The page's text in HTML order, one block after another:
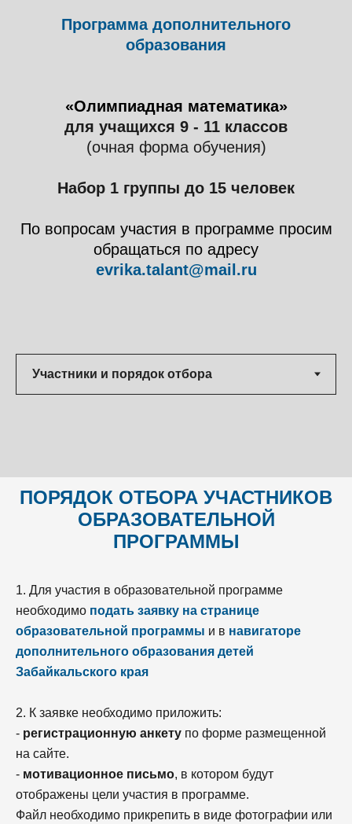
Программа дополнительного
образования
«Олимпиадная математика»
для учащихся 9 - 11 классов
(очная форма обучения)
Набор 1 группы до 15 человек
По вопросам участия в программе просим
обращаться по адресу
evrika.talant@mail.ru
ПОРЯДОК ОТБОРА УЧАСТНИКОВ
ОБРАЗОВАТЕЛЬНОЙ
ПРОГРАММЫ
1. Для участия в образовательной программе
необходимо подать заявку на странице
образовательной программы и в навигаторе
дополнительного образования детей
Забайкальского края
2. К заявке необходимо приложить:
- регистрационную анкету по форме размещенной
на сайте.
- мотивационное письмо, в котором будут
отображены цели участия в программе.
Файл необходимо прикрепить в виде фотографии или